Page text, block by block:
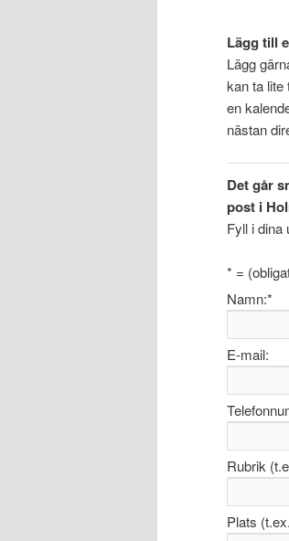
Lägg till
Lägg
kan ta lite
en
nästan
Det går
post i
Fyll i dina
* =
Namn:*
E-mail:
Rubrik
Plats